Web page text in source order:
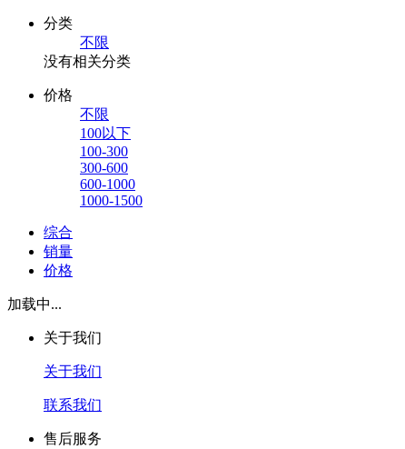
分类
不限
没有相关分类
价格
不限
100以下
100-300
300-600
600-1000
1000-1500
综合
销量
价格
加载中...
关于我们
关于我们
联系我们
售后服务